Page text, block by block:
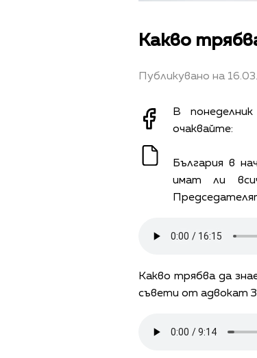
Какво
Публикувано на
В
очаквайте:
България в
имат ли
Какво трябва да
съвети от адвокат